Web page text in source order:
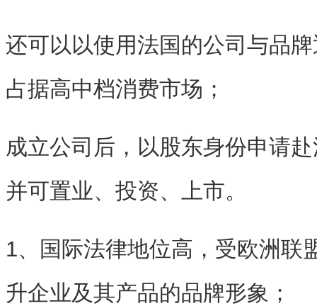
还可以以使用法国的公司与品
占据高中档消费市场；
成立公司后，以股东身份申请
并可置业、投资、上市。
1、国际法律地位高，受欧洲联
升企业及其产品的品牌形象；